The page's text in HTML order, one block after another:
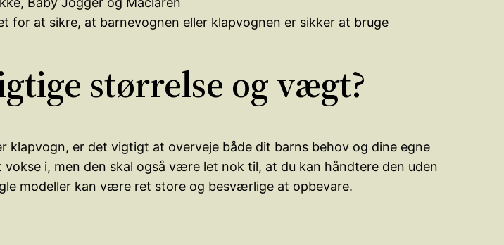
for at sikre, at barnevognen eller klapvognen er sikker at bruge
størrelse og vægt?
er det vigtigt at overveje både dit barns behov og dine egne
i, men den skal også være let nok til, at du kan håndtere den uden
modeller kan være ret store og besværlige at opbevare.